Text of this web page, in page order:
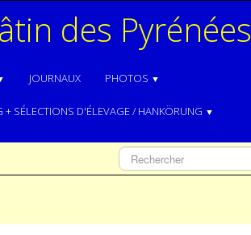
des Pyrénées
JOURNAUX PHOTOS ▼
+ SÉLECTIONS D'ÉLEVAGE / HANKÖRUNG ▼